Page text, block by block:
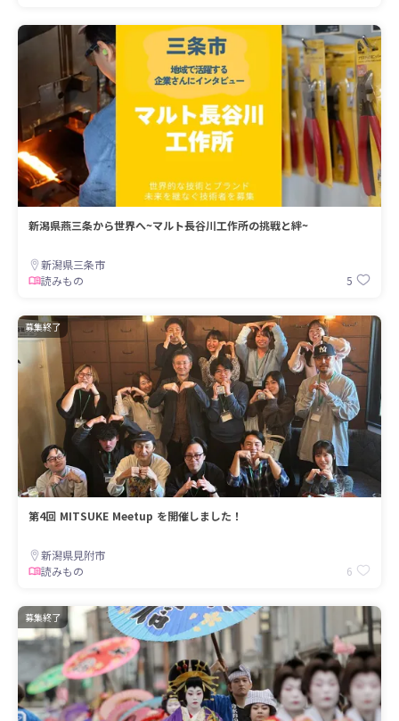
新潟県燕三条から世界へ~マルト長谷川工作所の挑戦と絆~
新潟県三条市
読みもの
5
募集終了
第4回 MITSUKE Meetup を開催しました！
新潟県見附市
読みもの
6
募集終了